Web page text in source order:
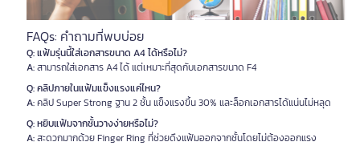
FAQs: คำถามที่พบบ่อย
Q: แฟ้มรุ่นนี้ใส่เอกสารขนาด A4 ได้หรือไม่?
A:สามารถใส่เอกสาร A4 ได้ แต่เหมาะที่สุดกับเอกสารขนาด F4
Q: คลิปภายในแฟ้มแข็งแรงแค่ไหน?
A:คลิป Super Strong ฐาน 2 ชั้น แข็งแรงขึ้น 30% และล็อกเอกสารได้แน่นไม่หลุด
Q: หยิบแฟ้มจากชั้นวางง่ายหรือไม่?
A:สะดวกมากด้วย Finger Ring ที่ช่วยดึงแฟ้มออกจากชั้นโดยไม่ต้องออกแรง